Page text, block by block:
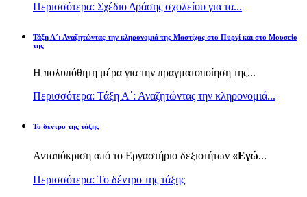
Περισσότερα: Σχέδιο Δράσης σχολείου για τα...
Τάξη Α΄: Αναζητώντας την κληρονομιά της Μαστίχας στο Πυργί και στο Μουσείο
της
Η πολυπόθητη μέρα για την πραγματοποίηση της...
Περισσότερα: Τάξη Α΄: Αναζητώντας την κληρονομιά...
Το δέντρο της τάξης
Ανταπόκριση από το Εργαστήριο δεξιοτήτων «Εγώ...
Περισσότερα: Το δέντρο της τάξης